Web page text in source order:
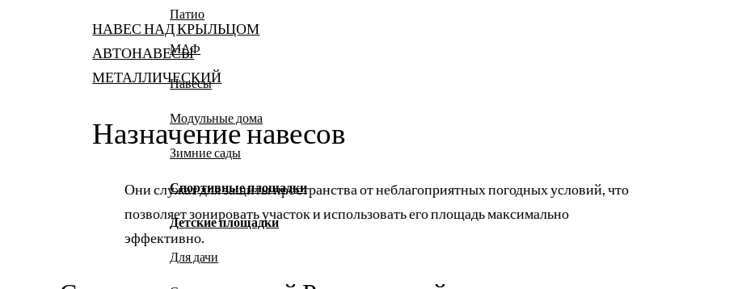
Патио
МАФ
Навесы
Модульные дома
Зимние сады
Спортивные площадки
Детские площадки
Для дачи
НАВЕС НАД КРЫЛЬЦОМ
АВТОНАВЕСЫ
МЕТАЛЛИЧЕСКИЙ
Назначение навесов
Они служат для защиты пространства от неблагоприятных погодных условий, что
позволяет зонировать участок и использовать его площадь максимально
эффективно.